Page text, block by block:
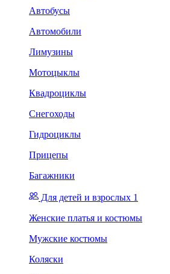
Автобусы
Автомобили
Лимузины
Мотоцыклы
Квадроциклы
Снегоходы
Гидроциклы
Прицепы
Багажники
Для детей и взрослых 1
Женские платья и костюмы
Мужские костюмы
Коляски